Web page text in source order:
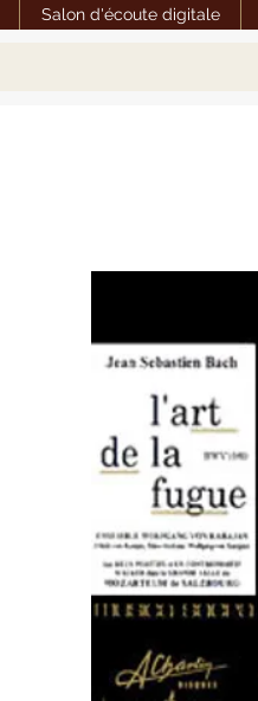
Salon d'écoute digitale